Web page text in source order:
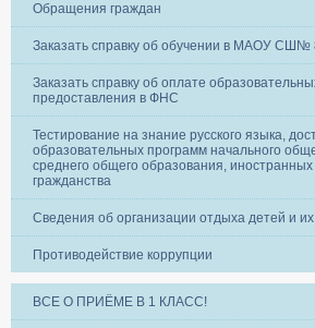
Обращения граждан
Заказать справку об обучении в МАОУ СШ№
Заказать справку об оплате
предоставления в ФНС
Тестирование на знание русского языка,
образовательных программ начального
среднего общего образования,
гражданства
Сведения об организации отдыха детей и
Противодействие коррупции
ВСЕ О ПРИЁМЕ В 1 КЛАСС!